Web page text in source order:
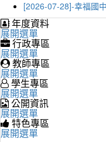
[2026-07-28]-幸福國
年度資料
展開選單
行政專區
展開選單
教師專區
展開選單
學生專區
展開選單
公開資訊
展開選單
特色專區
展開選單